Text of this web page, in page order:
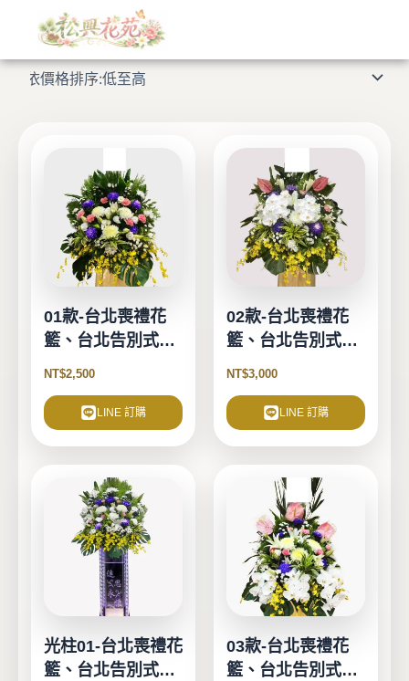
顯示所有 11 筆結果
價
格
排
序：
低
至
01款-台北喪禮花
籃、台北告別式花
籃-1對2個
NT$2,500
LINE 訂購
02款-台北喪禮花
籃、台北告別式花
籃-1對2個
NT$3,000
LINE 訂購
光柱01-台北喪禮花
籃、台北告別式花
03款-台北喪禮花
籃、台北告別式花